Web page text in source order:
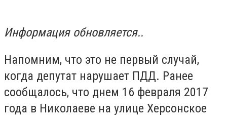
Информация обновляется..
Напомним, что это не первый случай,
когда депутат нарушает ПДД. Ранее
сообщалось, что днем 16 февраля 2017
года в Николаеве на улице Херсонское